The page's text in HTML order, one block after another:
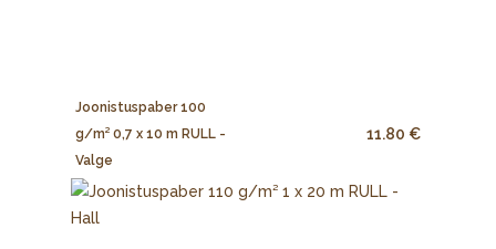
Joonistuspaber 100
g/m² 0,7 x 10 m RULL -
Valge
11.80 €